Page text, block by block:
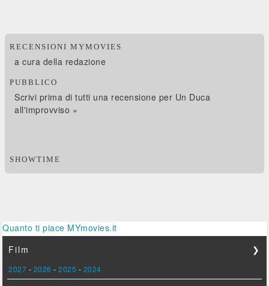
RECENSIONI MYMOVIES
a cura della redazione
PUBBLICO
Scrivi prima di tutti una recensione per Un Duca
all'improvviso »
SHOWTIME
Quanto ti piace MYmovies.it
Film
❯
2027 - 2026 -2025 - 2024